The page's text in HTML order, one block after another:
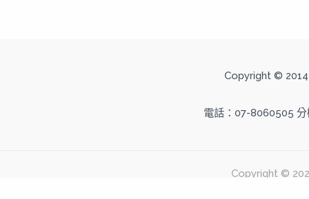
Copyright © 2014
電話：07-8060505 分
Copyright ©